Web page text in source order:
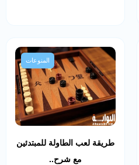
المنوعات
طريقة لعب الطاولة للمبتدئين
مع شرح..